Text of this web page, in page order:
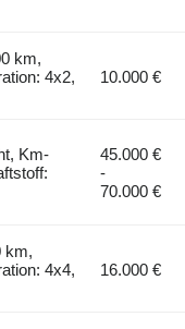
km,
4x2,
10.000 €
Km-
45.000 €
-
70.000 €
km,
4x4,
16.000 €